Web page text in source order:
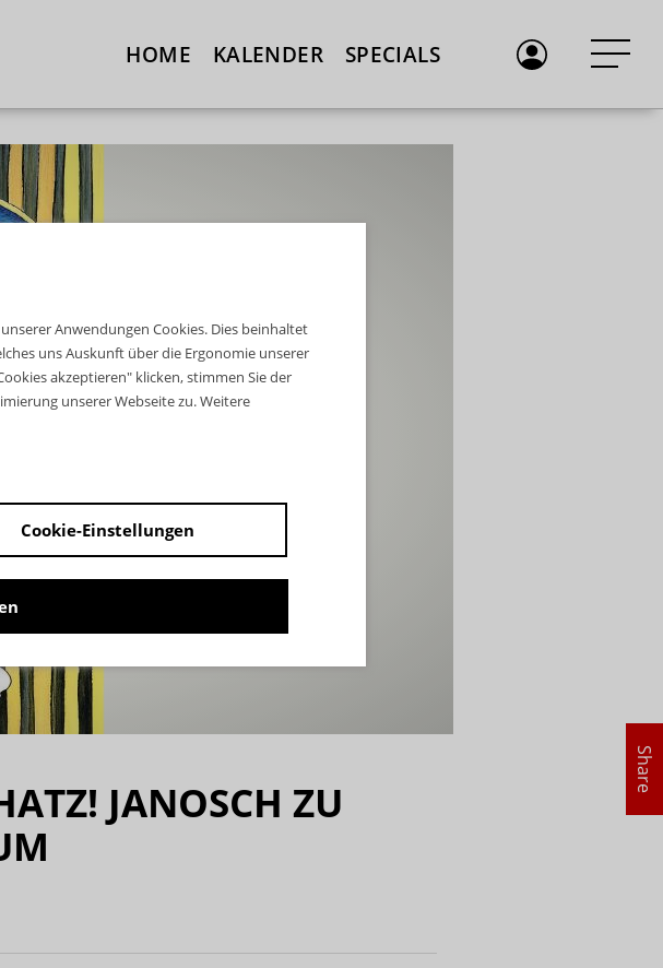
HOME KALENDER SPECIALS
JANOSCH ZU
Share
Anwendungen Cookies. Dies beinhaltet
uns Auskunft über die Ergonomie unserer
akzeptieren" klicken, stimmen Sie der
unserer Webseite zu. Weitere
Cookie-Einstellungen